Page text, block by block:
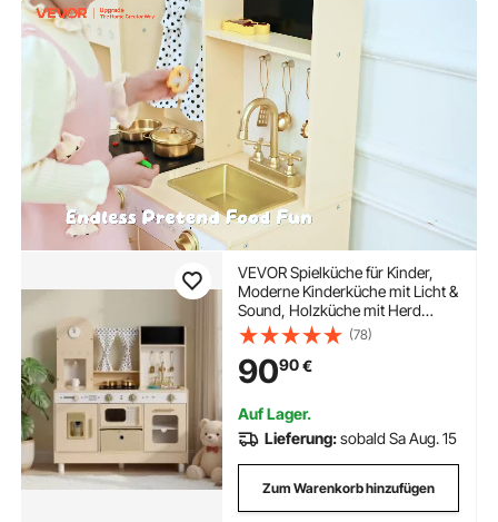
VEVOR Spielküche für Kinder,
Moderne Kinderküche mit Licht &
Sound, Holzküche mit Herd
Backofen Spüle Mikrowelle
Eisspender & Getränkespender,
Küchenspielzeug mit Kochset für
Kinder ab 3 Jahren, Beige
(78)
9090€
Auf Lager.
Lieferung:sobald Sa Aug. 15
Zum Warenkorb hinzufügen